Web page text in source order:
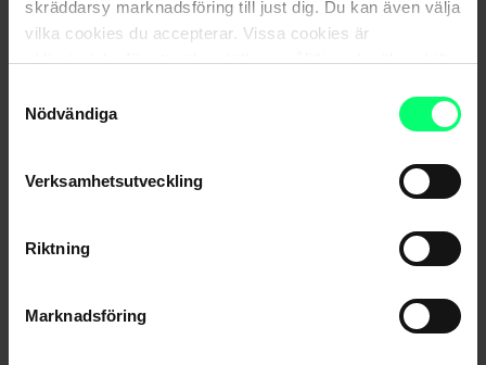
skräddarsy marknadsföring till just dig. Du kan även välja
vilka cookies du accepterar. Vissa cookies är
obligatoriska för att säkerställa en pålitlig och säker drift
Nödvändiga
Verksamhetsutveckling
Riktning
Marknadsföring